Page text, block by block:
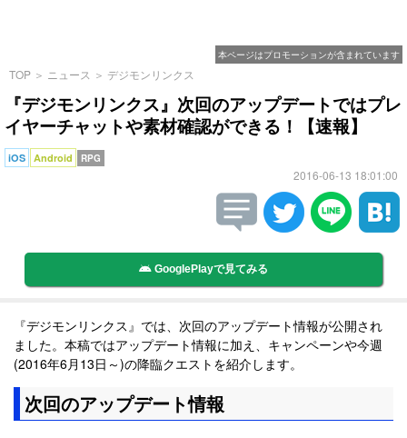
本ページはプロモーションが含まれています
TOP ＞ ニュース ＞ デジモンリンクス
『デジモンリンクス』次回のアップデートではプレ
イヤーチャットや素材確認ができる！【速報】
iOS Android RPG
2016-06-13 18:01:00
GooglePlayで見てみる
『デジモンリンクス』では、次回のアップデート情報が公開され
ました。本稿ではアップデート情報に加え、キャンペーンや今週
(2016年6月13日～)の降臨クエストを紹介します。
次回のアップデート情報